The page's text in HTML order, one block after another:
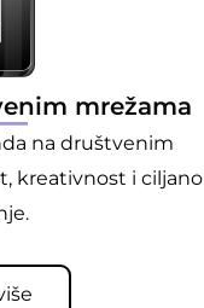
mrežama
na društvenim
kreativnost i ciljano